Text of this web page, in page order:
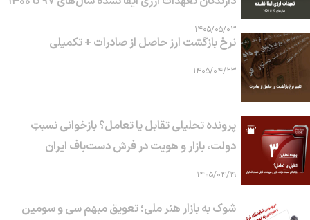
۱۴۰۵/۰۵/۰۳
نرخ بازگشت ارز حاصل از صادرات + تکمیلی
۱۴۰۵/۰۴/۲۳
پرونده تحلیلی تقابل یا تعامل؟ بازخوانی نسبتِ
دولت، بازار و هویت در فرش دست‌باف ایران
۱۴۰۵/۰۴/۱۹
شوک به بازار هنر ملی؛ تعویق مبهم سی و سومین